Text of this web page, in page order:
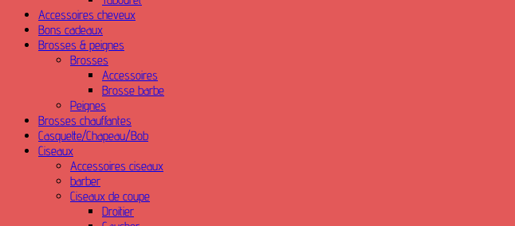
Accessoires cheveux
Bons cadeaux
Brosses & peignes
Brosses
Accessoires
Brosse barbe
Peignes
Brosses chauffantes
Casquette/Chapeau/Bob
Ciseaux
Accessoires ciseaux
barber
Ciseaux de coupe
Droitier